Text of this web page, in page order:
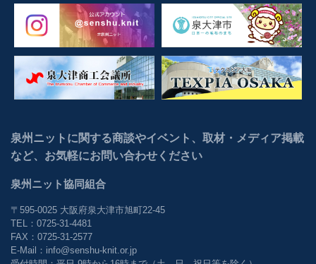
泉州ニットに関する商談やイベント、取材・メディア掲載
など、お気軽にお問い合わせください
泉州ニット協同組合
〒595-0025 大阪府泉大津市旭町22-45
TEL：0725-31-4481
FAX：0725-31-2577
E-Mail：info@senshu-knit.or.jp